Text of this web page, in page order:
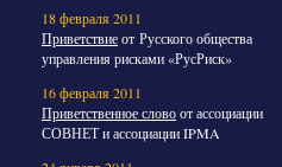
18 февраля 2011
Приветствиеот Русского общества
управления рисками «РусРиск»
16 февраля 2011
Приветственное словоот ассоциации
СОВНЕТ и ассоциации IPMA